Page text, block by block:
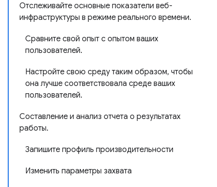
Отслеживайте основные показатели веб-
инфраструктуры в режиме реального времени.
Сравните свой опыт с опытом ваших
пользователей.
Настройте свою среду таким образом, чтобы
она лучше соответствовала среде ваших
пользователей.
Составление и анализ отчета о результатах
работы.
Запишите профиль производительности
Изменить параметры захвата